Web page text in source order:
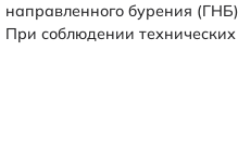
направленного бурения
При соблюдении